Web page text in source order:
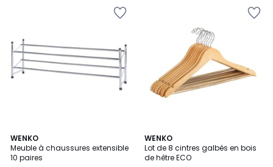
WENKO
Meuble à chaussures extensible
10 paires
5
/
5
WENKO
Lot de 8 cintres galbés en bois
de hêtre ECO